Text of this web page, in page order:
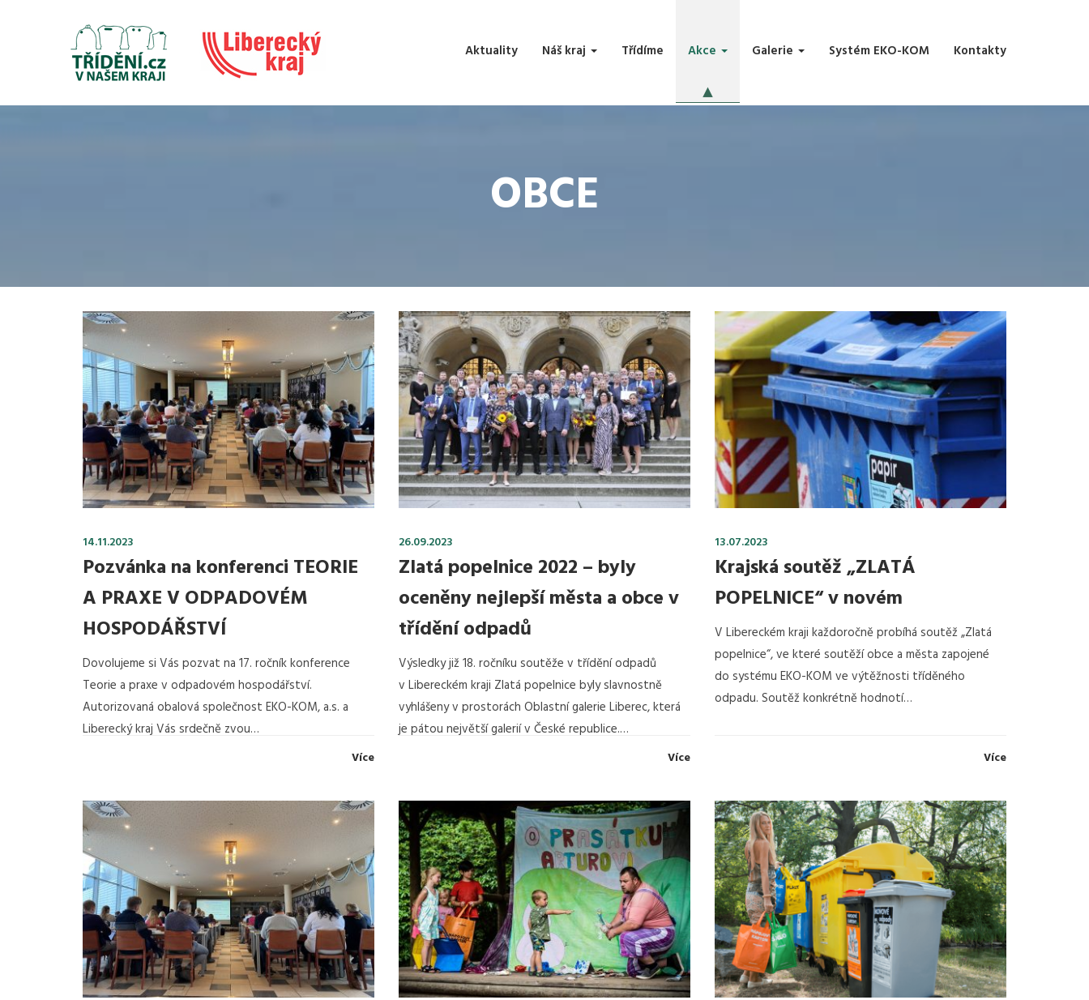
Aktuality Náš kraj Třídíme Akce Galerie Systém EKO-KOM Kontakty
OBCE
14.11.2023
Pozvánka na konferenci TEORIE
A PRAXE V ODPADOVÉM
HOSPODÁŘSTVÍ
Dovolujeme si Vás pozvat na 17. ročník konference
Teorie a praxe v odpadovém hospodářství.
Autorizovaná obalová společnost EKO-KOM, a.s. a
Liberecký kraj Vás srdečně zvou…
Více
26.09.2023
Zlatá popelnice 2022 – byly
oceněny nejlepší města a obce v
třídění odpadů
Výsledky již 18. ročníku soutěže v třídění odpadů
v Libereckém kraji Zlatá popelnice byly slavnostně
vyhlášeny v prostorách Oblastní galerie Liberec, která
je pátou největší galerií v České republice.…
Více
13.07.2023
Krajská soutěž „ZLATÁ
POPELNICE“ v novém
V Libereckém kraji každoročně probíhá soutěž „Zlatá
popelnice“, ve které soutěží obce a města zapojené
do systému EKO-KOM ve výtěžnosti tříděného
odpadu. Soutěž konkrétně hodnotí…
Více